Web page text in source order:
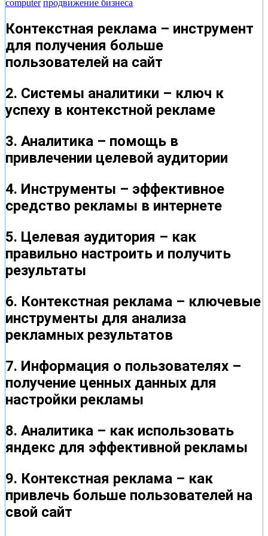
computer продвижение бизнеса
Контекстная реклама – инструмент
для получения больше
пользователей на сайт
2. Системы аналитики – ключ к
успеху в контекстной рекламе
3. Аналитика – помощь в
привлечении целевой аудитории
4. Инструменты – эффективное
средство рекламы в интернете
5. Целевая аудитория – как
правильно настроить и получить
результаты
6. Контекстная реклама – ключевые
инструменты для анализа
рекламных результатов
7. Информация о пользователях –
получение ценных данных для
настройки рекламы
8. Аналитика – как использовать
яндекс для эффективной рекламы
9. Контекстная реклама – как
привлечь больше пользователей на
свой сайт